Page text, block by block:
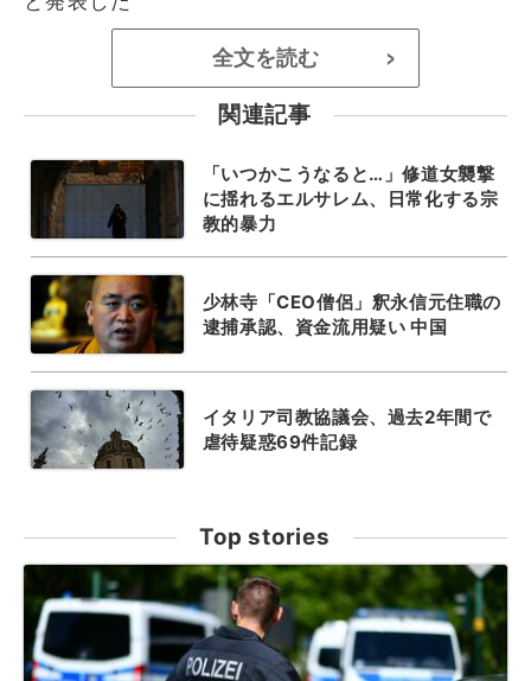
全文を読む >
関連記事
「いつかこうなると…」修道女襲撃
に揺れるエルサレム、日常化する宗
教的暴力
少林寺「CEO僧侶」釈永信元住職の
逮捕承認、資金流用疑い 中国
イタリア司教協議会、過去2年間で
虐待疑惑69件記録
Top stories